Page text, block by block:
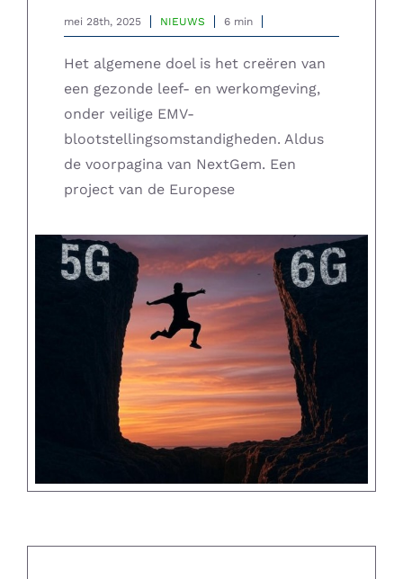
mei 28th, 2025 NIEUWS 6 min
Het algemene doel is het creëren van
een gezonde leef- en werkomgeving,
onder veilige EMV-
blootstellingsomstandigheden. Aldus
de voorpagina van NextGem. Een
project van de Europese